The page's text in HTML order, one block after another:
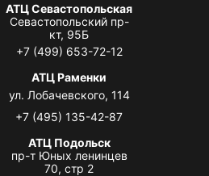
АТЦ Севастопольская
Севастопольский пр-
кт, 95Б
+7 (499) 653-72-12
АТЦ Раменки
ул. Лобачевского, 114
+7 (495) 135-42-87
АТЦ Подольск
пр-т Юных ленинцев
70, стр 2